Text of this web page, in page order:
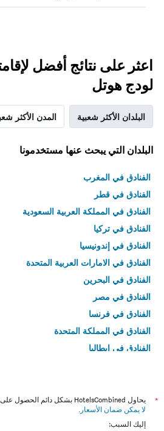
اعثر على نتائج أفضل
لودج هوتل
البلدان الأكثر شعبية المدن الأكثر
البلدان التي يبحث عنها مستخدمونا
الفنادق في المغرب
الفنادق في قطر
الفنادق في المملكة العربية السعودية
الفنادق في تركيا
الفنادق في إندونيسيا
الفنادق في الامارات العربية المتحدة
الفنادق في البحرين
الفنادق في مصر
الفنادق في فرنسا
الفنادق في المملكة المتحدة
الفنادق في إيطاليا
*
يحاول HotelsCombined بشكل دائم الحصول على الأسعار الدقيقة، ولكن
لا يمكن ضمان الأسعار .
إليك السبب: